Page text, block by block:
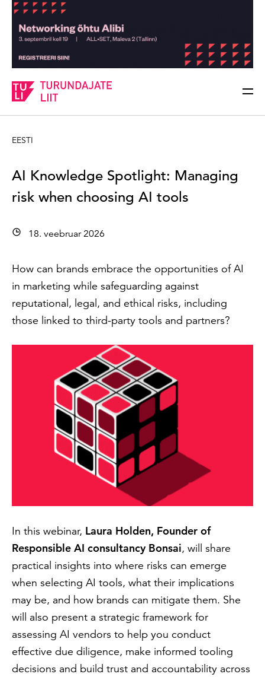
Sisesta märksõna
AI Knowledge Spotlight: Managing
risk when choosing AI tools
18. veebruar 2026
EESTI
How can brands embrace the opportunities of AI
in marketing while safeguarding against
reputational, legal, and ethical risks, including
those linked to third-party tools and partners?
In this webinar, Laura Holden, Founder of
Responsible AI consultancy Bonsai, will share
practical insights into where risks can emerge
when selecting AI tools, what their implications
may be, and how brands can mitigate them. She
will also present a strategic framework for
assessing AI vendors to help you conduct
effective due diligence, make informed tooling
decisions and build trust and accountability across